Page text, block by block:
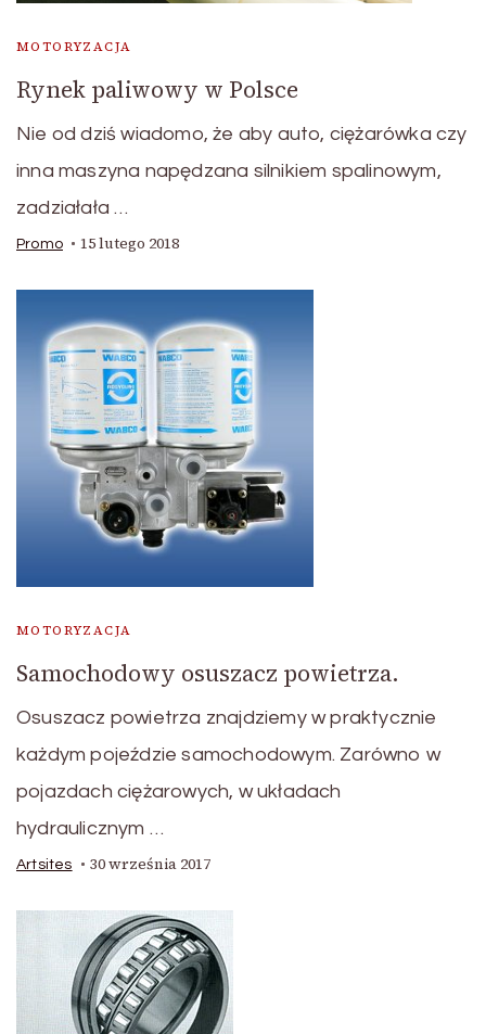
MOTORYZACJA
Rynek paliwowy w Polsce
Nie od dziś wiadomo, że aby auto, ciężarówka czy
inna maszyna napędzana silnikiem spalinowym,
zadziałała …
Promo 15 lutego 2018
MOTORYZACJA
Samochodowy osuszacz powietrza.
Osuszacz powietrza znajdziemy w praktycznie
każdym pojeździe samochodowym. Zarówno w
pojazdach ciężarowych, w układach
hydraulicznym …
Artsites 30 września 2017